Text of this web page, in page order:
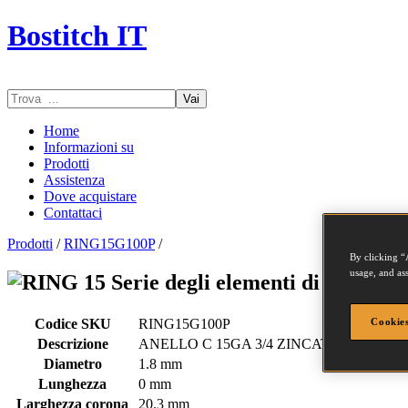
Bostitch IT
Vai
Home
Informazioni su
Prodotti
Assistenza
Dove acquistare
Contattaci
Prodotti /RING15G100P/
Serie degli elementi di fissaggio
Codice SKU
RING15G100P
Descrizione
ANELLO C 15GA 3/4 ZINCATI PUNTA
Diametro
1.8 mm
Lunghezza
0 mm
Larghezza corona
20.3 mm
By clicking
usage, and